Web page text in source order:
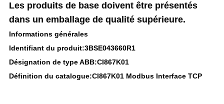
Les produits de base doivent être présentés
dans un emballage de qualité supérieure.
Informations générales
Identifiant du produit:3BSE043660R1
Désignation de type ABB:CI867K01
Définition du catalogue:CI867K01 Modbus Interface TCP